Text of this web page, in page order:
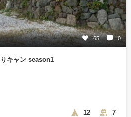
65 0
キャン season1
12 7